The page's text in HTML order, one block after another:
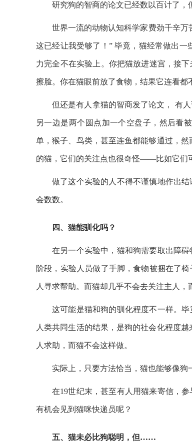
研究狗的智商的论文已经数以百计了，
世界一流的动物认知科学家费劲千辛万
这已经让我受够了！” 毕竟，猫经常做出
力完全不在实验上。你把猫放进迷宫，接
擦脸。你在猫眼前放了食物，结果它连看都
但还是有人拿猫的智商发了论文， 有
另一边是两个圆点加一个空盘子，然后看
单，猴子、鸟类，甚至连鱼都能够通过，
的猫，它们的关注点也很奇怪——比如它们
做了这个实验的人不得不谨慎地作出
会数数。
四、猫能驯化吗？
在另一个实验中，猫和狗需要取出障
阶段，实验人员做了手脚，食物被捆在了
人寻求帮助。而猫却几乎不会去关注主人，
这可能是猫和狗的驯化程度不一样。
人类共同生活的结果，是狗的社会化程度
人求助，而猫不会这样做。
实际上，只要方法恰当，猫也能够像狗
在19世纪末，甚至有人用猫来寄信，
有机会见到猫咪快递员呢？
五、猫未必比狗聪明，但……